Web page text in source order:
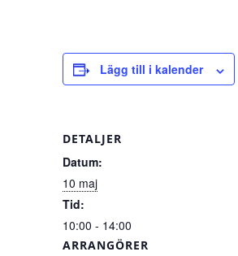
Lägg till i kalender
DETALJER
Datum:
10 maj
Tid:
10:00 - 14:00
ARRANGÖRER